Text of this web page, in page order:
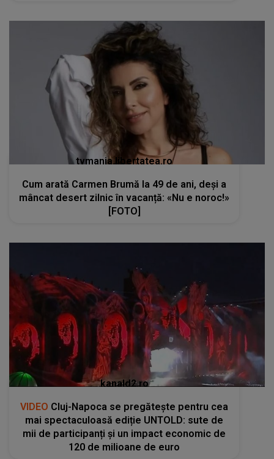
tvmania.libertatea.ro
Cum arată Carmen Brumă la 49 de ani, deși a
mâncat desert zilnic în vacanță: «Nu e noroc!»
[FOTO]
kanald2.ro
VIDEO Cluj-Napoca se pregătește pentru cea
mai spectaculoasă ediție UNTOLD: sute de
mii de participanți și un impact economic de
120 de milioane de euro